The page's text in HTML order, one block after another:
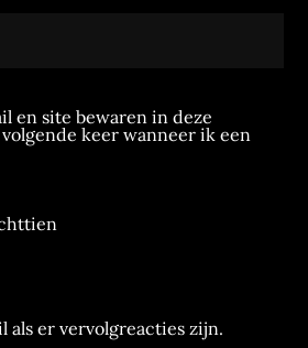
en site bewaren in deze
keer wanneer ik een
als er vervolgreacties zijn.